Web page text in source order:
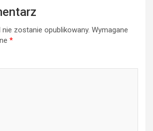
zostanie opublikowany. Wymagane
*